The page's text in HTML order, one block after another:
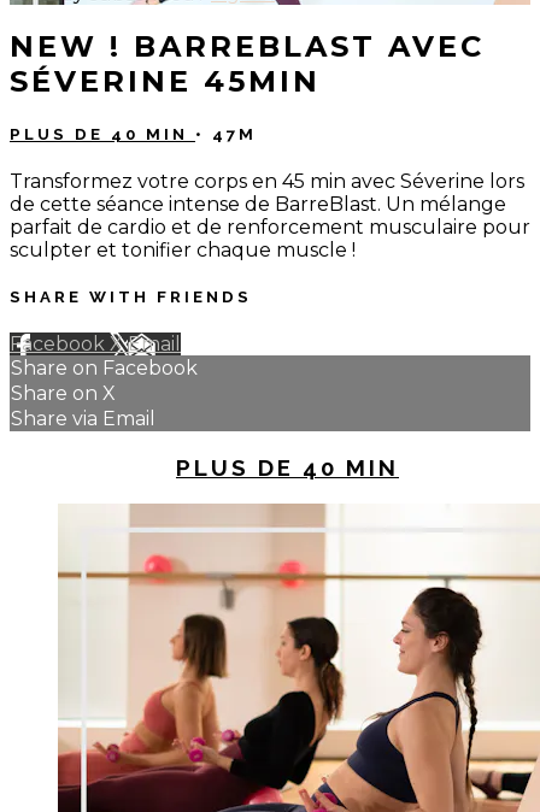
NEW ! BARREBLAST AVEC
SÉVERINE 45MIN
PLUS DE 40 MIN • 47M
Transformez votre corps en 45 min avec Séverine lors
de cette séance intense de BarreBlast. Un mélange
parfait de cardio et de renforcement musculaire pour
sculpter et tonifier chaque muscle !
SHARE WITH FRIENDS
Facebook XEmail
Share on Facebook
Share on X
Share via Email
PLUS DE 40 MIN